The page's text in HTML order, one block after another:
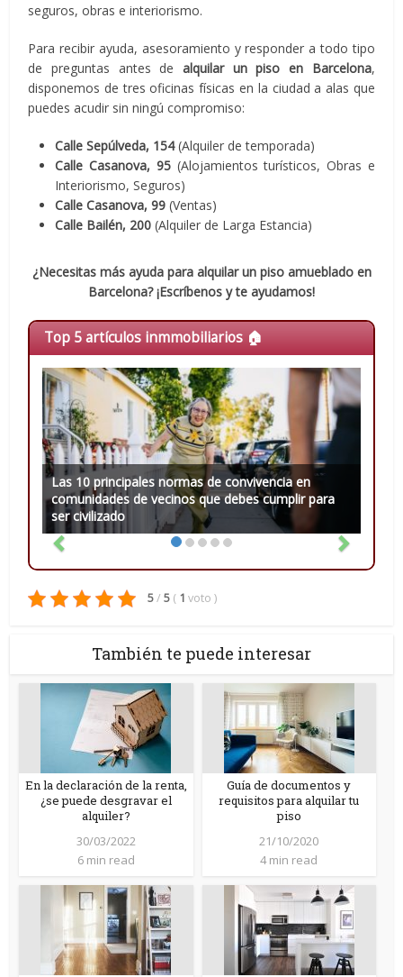
seguros, obras e interiorismo.
Para recibir ayuda, asesoramiento y responder a todo tipo
de preguntas antes de alquilar un piso en Barcelona,
disponemos de tres oficinas físicas en la ciudad a alas que
puedes acudir sin ningú compromiso:
Calle Sepúlveda, 154(Alquiler de temporada)
Calle Casanova, 95 (Alojamientos turísticos, Obras e
Interiorismo, Seguros)
Calle Casanova, 99(Ventas)
Calle Bailén, 200(Alquiler de Larga Estancia)
¿Necesitas más ayuda para alquilar un piso amueblado en
Barcelona? ¡Escríbenos y te ayudamos!
Top 5 artículos inmmobiliarios 🏠
Las 10 principales normas de convivencia en
comunidades de vecinos que debes cumplir para
ser civilizado
5/ 5 ( 1 voto )
También te puede interesar
En la declaración de la renta,
¿se puede desgravar el
alquiler?
30/03/2022
6 min read
Guía de documentos y
requisitos para alquilar tu
piso
21/10/2020
4 min read